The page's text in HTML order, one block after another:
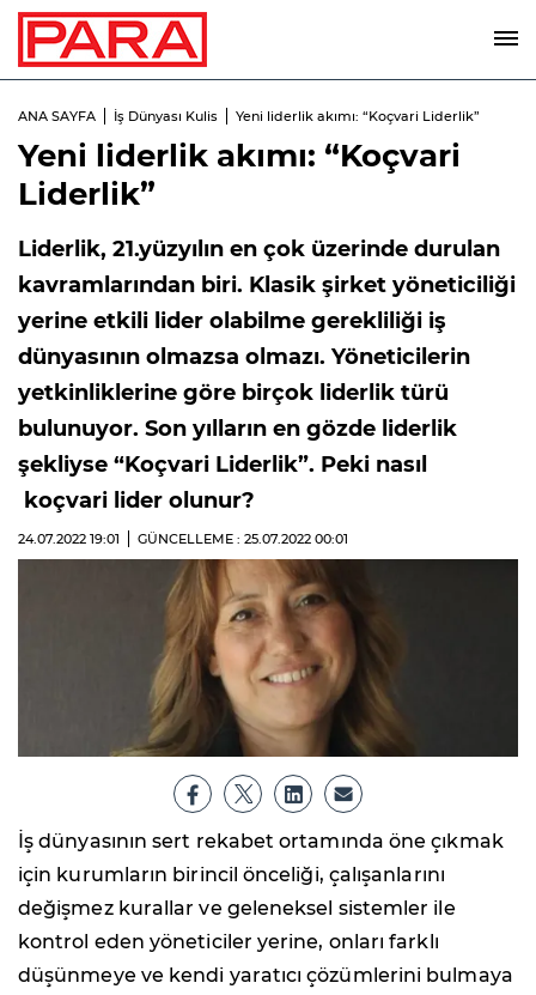
ANA SAYFA İş Dünyası Kulis Yeni liderlik akımı: “Koçvari Liderlik”
Yeni liderlik akımı: “Koçvari
Liderlik”
Liderlik, 21.yüzyılın en çok üzerinde durulan
kavramlarından biri. Klasik şirket yöneticiliği
yerine etkili lider olabilme gerekliliği iş
dünyasının olmazsa olmazı. Yöneticilerin
yetkinliklerine göre birçok liderlik türü
bulunuyor. Son yılların en gözde liderlik
şekliyse “Koçvari Liderlik”. Peki nasıl
koçvari lider olunur?
24.07.2022 19:01 GÜNCELLEME : 25.07.2022 00:01
İş dünyasının sert rekabet ortamında öne çıkmak
için kurumların birincil önceliği, çalışanlarını
değişmez kurallar ve geleneksel sistemler ile
kontrol eden yöneticiler yerine, onları farklı
düşünmeye ve kendi yaratıcı çözümlerini bulmaya